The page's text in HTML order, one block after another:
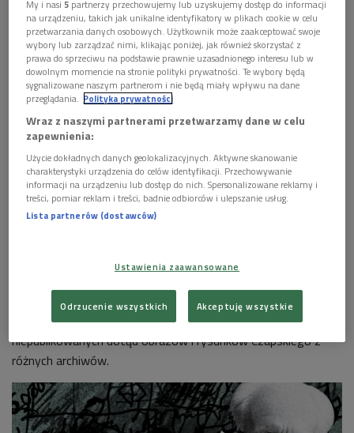
 14'28 
Eric Karpeles "Prawie nic. Józef Czapski. Biografia
malarza", czyta Adam Ferency - fragm. 4. (To się
czyta/Dwójka)
 13'30
Eric Karpeles "Prawie nic. Józef Czapski. Biografia
malarza", czyta Adam Ferency - fragm. 5. (To się
czyta/Dwójka)
"Prawie nic. Józef Czapski. Biografia malarza" Erica Karpelesa, wyd. Noir sur
Blanc Foto: mat. prom.
To właśnie malarstwo jest bowiem pryzmatem, przez który
Karpeles opisuje losy Czapskiego na tle dwudziestowiecznej
chciał farbą chwytać życie i świat takie, jakimi je widział i ich
Kichocie posłusznym "głosom duszy". Dlatego też w książce
znajduje się obszerna część albumowa, w niej zaś wiele
niepublikowanych dotąd obrazów i rysunków Czapskiego z
różnych archiwów.
My i nasi5 partnerzy przechowujemy lub uzyskujemy dostęp do informacji
na urządzeniu, takich jak unikalne identyfikatory w plikach cookie w celu
przetwarzania danych osobowych. Użytkownik może zaakceptować swoje
wybory lub zarządzać nimi, klikając poniżej, jak również skorzystać z
prawa do sprzeciwu na podstawie prawnie uzasadnionego interesu lub w
dowolnym momencie na stronie polityki prywatności. Te wybory będą
sygnalizowane naszym partnerom i nie będą miały wpływu na dane
przeglądania. Polityka prywatności
Wraz z naszymi partnerami przetwarzamy dane w celu
zapewnienia:
Użycie dokładnych danych geolokalizacyjnych. Aktywne skanowanie
charakterystyki urządzenia do celów identyfikacji. Przechowywanie
informacji na urządzeniu lub dostęp do nich. Spersonalizowane reklamy i
treści, pomiar reklam i treści, badnie odbiorców i ulepszanie usług.
Lista partnerów (dostawców)
Ustawienia zaawansowane
Odrzucenie wszystkich Akceptuję wszystkie